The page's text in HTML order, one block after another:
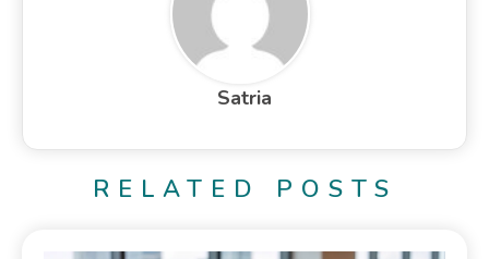
Satria
RELATED POSTS